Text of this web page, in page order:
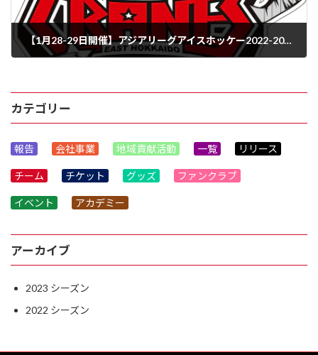
【1月28-29日開催】アジアリーグアイスホッケー2022-2023 vsH.C.栃木日光アイスバックス試合情報
カテゴリー
報告 会社事業 地域貢献活動 一覧 リリース
チーム チケット グッズ ファンクラブ
イベント アカデミー
アーカイブ
2023
2022